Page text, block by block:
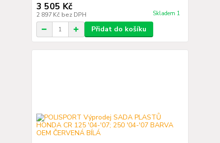
3 505 Kč
2 897 Kč bez DPH Skladem 1
Přidat do košíku